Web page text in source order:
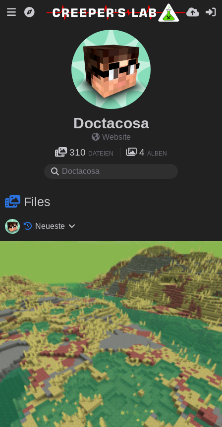
Doctacosa
Website
310 DATEIEN 4 ALBEN
Files
Neueste